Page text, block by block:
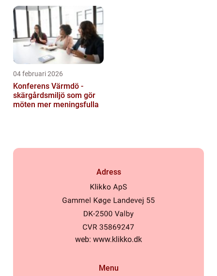
04 februari 2026
Konferens Värmdö -
skärgårdsmiljö som gör
möten mer meningsfulla
Adress
web: www.klikko.dk
Menu